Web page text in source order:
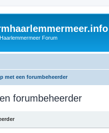
Forum
met een forumbeheerder
forumbeheerder